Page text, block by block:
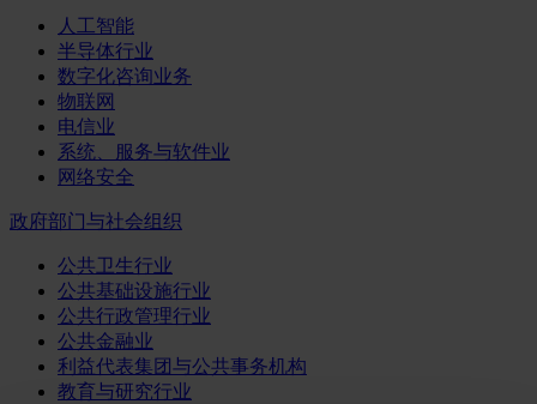
人工智能
半导体行业
数字化咨询业务
物联网
电信业
系统、服务与软件业
网络安全
政府部门与社会组织
公共卫生行业
公共基础设施行业
公共行政管理行业
公共金融业
利益代表集团与公共事务机构
教育与研究行业